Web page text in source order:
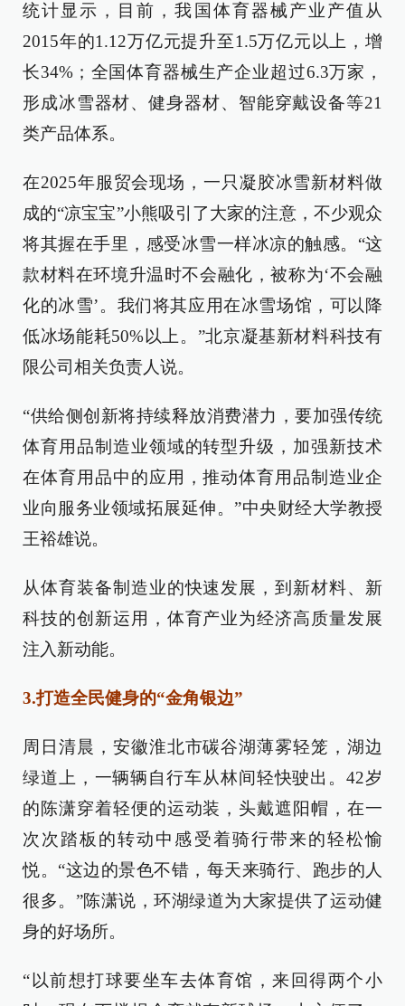
统计显示，目前，我国体育器械产业产值从
2015年的1.12万亿元提升至1.5万亿元以上，增
长34%；全国体育器械生产企业超过6.3万家，
形成冰雪器材、健身器材、智能穿戴设备等21
类产品体系。
在2025年服贸会现场，一只凝胶冰雪新材料做
成的“凉宝宝”小熊吸引了大家的注意，不少观众
将其握在手里，感受冰雪一样冰凉的触感。“这
款材料在环境升温时不会融化，被称为‘不会融
化的冰雪’。我们将其应用在冰雪场馆，可以降
低冰场能耗50%以上。”北京凝基新材料科技有
限公司相关负责人说。
“供给侧创新将持续释放消费潜力，要加强传统
体育用品制造业领域的转型升级，加强新技术
在体育用品中的应用，推动体育用品制造业企
业向服务业领域拓展延伸。”中央财经大学教授
王裕雄说。
从体育装备制造业的快速发展，到新材料、新
科技的创新运用，体育产业为经济高质量发展
注入新动能。
3.打造全民健身的“金角银边”
周日清晨，安徽淮北市碳谷湖薄雾轻笼，湖边
绿道上，一辆辆自行车从林间轻快驶出。42岁
的陈潇穿着轻便的运动装，头戴遮阳帽，在一
次次踏板的转动中感受着骑行带来的轻松愉
悦。“这边的景色不错，每天来骑行、跑步的人
很多。”陈潇说，环湖绿道为大家提供了运动健
身的好场所。
“以前想打球要坐车去体育馆，来回得两个小